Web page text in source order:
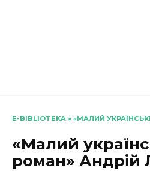
E-BIBLIOTEKA » «МАЛИЙ
«Малий
роман» Андрій